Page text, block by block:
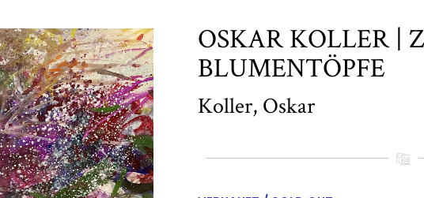
OSKAR KOLLER |
BLUMENTÖPFE
Koller, Oskar